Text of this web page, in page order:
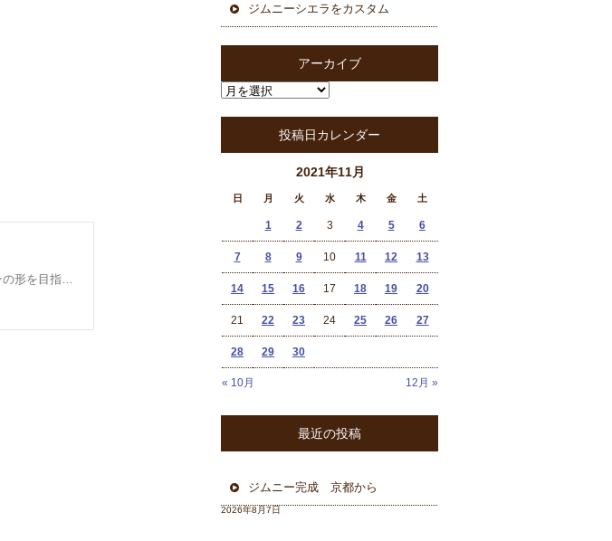
ジムニーシエラをカスタム
アーカイブ
投稿日カレンダー
2021年11月
日 月 火 水 木 金 土
« 10月 12月 »
1 2 3 4 5 6
7 8 9 10 11 12 13
14 15 16 17 18 19 20
21 22 23 24 25 26 27
28 29 30
最近の投稿
ジムニー完成 京都から
2026年8月7日